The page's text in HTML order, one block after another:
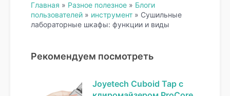
Главная » Разное полезное » Блоги
пользователей » инструмент » Сушильные
лабораторные шкафы: функции и виды
Рекомендуем посмотреть
Joyetech Cuboid Tap с